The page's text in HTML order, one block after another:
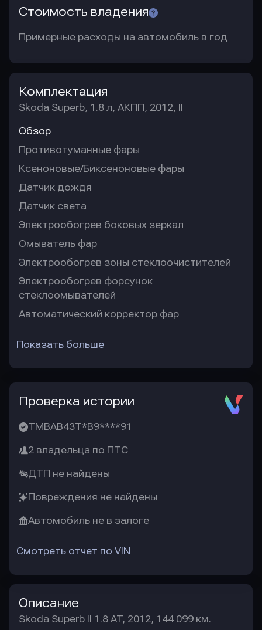
Стоимость владения
Примерные расходы на автомобиль в год
Комплектация
Skoda Superb, 1.8 л, АКПП, 2012, II
Обзор
Противотуманные фары
Ксеноновые/Биксеноновые фары
Датчик дождя
Датчик света
Электрообогрев боковых зеркал
Омыватель фар
Электрообогрев зоны стеклоочистителей
Электрообогрев форсунок
стеклоомывателей
Автоматический корректор фар
Показать больше
Проверка истории
TMBAB43T*B9****91
2 владельца по ПТС
ДТП не найдены
Повреждения не найдены
Автомобиль не в залоге
Смотреть отчет по VIN
Описание
Skoda Superb II 1.8 AT, 2012, 144 099 км.